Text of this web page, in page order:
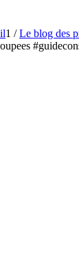
1 / Le blog des